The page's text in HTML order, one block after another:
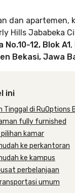
dan
Hills Jababeka
12, Blok A1,
Bekasi, Jawa
ini
Tinggal di RuOptions
fully furnished
kamar
ke perkantoran
ke kampus
perbelanjaan
umum